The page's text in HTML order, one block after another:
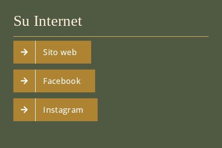
Su Internet
Sito web
Facebook
Instagram